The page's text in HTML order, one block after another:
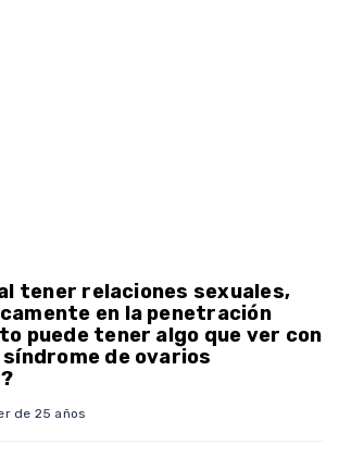
tener relaciones sexuales,
en la penetración
puede tener algo que ver con
de ovarios
de 25 años